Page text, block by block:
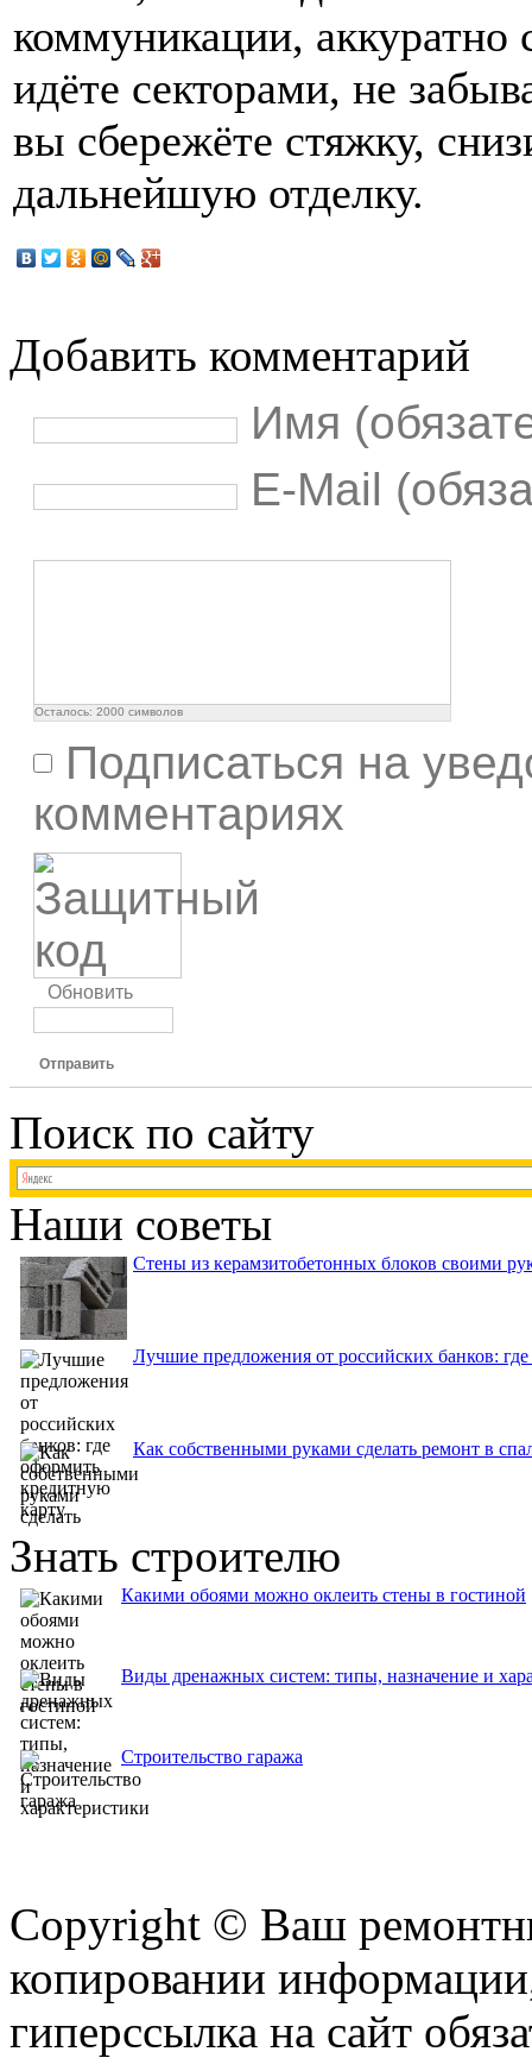
коммуникации,
идёте секторами, не
вы сбережёте стяжку,
дальнейшую отделку.
Добавить комментарий
Имя
E-Mail
Осталось: 2000 символов
Подписаться на
комментариях
Обновить
Отправить
Поиск по сайту
Наши советы
Стены из керамзитобетонных блоков своими
Лучшие предложения от российских банков:
Как собственными руками сделать ремонт в
Знать строителю
Какими обоями можно оклеить стены в гостиной
Виды дренажных систем: типы, назначение и
Строительство гаража
Copyright © Ваш
копировании
гиперссылка на сайт